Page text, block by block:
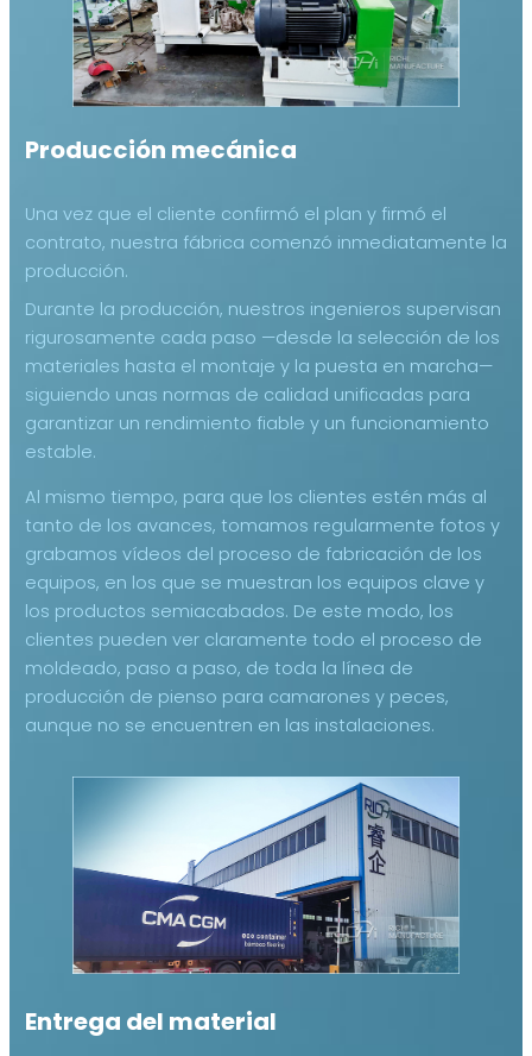
Producción mecánica
Una vez que el cliente confirmó el plan y firmó el
contrato, nuestra fábrica comenzó inmediatamente la
producción.
Durante la producción, nuestros ingenieros supervisan
rigurosamente cada paso —desde la selección de los
materiales hasta el montaje y la puesta en marcha—
siguiendo unas normas de calidad unificadas para
garantizar un rendimiento fiable y un funcionamiento
estable.
Al mismo tiempo, para que los clientes estén más al
tanto de los avances, tomamos regularmente fotos y
grabamos vídeos del proceso de fabricación de los
equipos, en los que se muestran los equipos clave y
los productos semiacabados. De este modo, los
clientes pueden ver claramente todo el proceso de
moldeado, paso a paso, de toda la línea de
producción de pienso para camarones y peces,
aunque no se encuentren en las instalaciones.
Entrega del material